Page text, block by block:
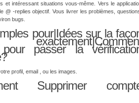
et intéressant situations vous-même. Vers le
@ -replies objectif. Vous livrer les problèmes,
bugs.
pour|Idées sur la
passer la
profil, email , ou les images.
Supprimer